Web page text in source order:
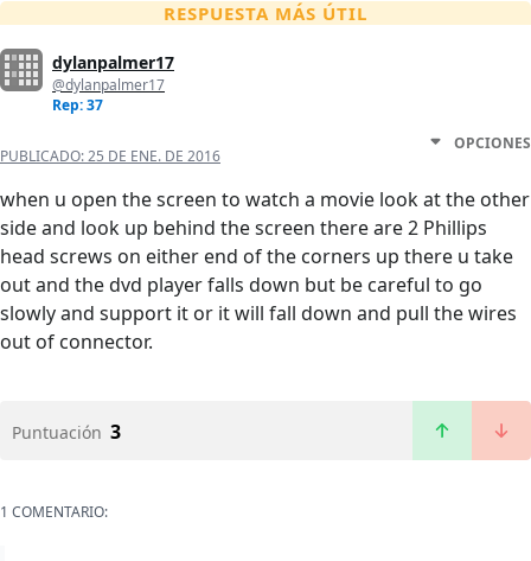
RESPUESTA MÁS ÚTIL
dylanpalmer17
@dylanpalmer17
Rep: 37
PUBLICADO:25 DE ENE. DE 2016
OPCIONES
when u open the screen to watch a movie look at the other
side and look up behind the screen there are 2 Phillips
head screws on either end of the corners up there u take
out and the dvd player falls down but be careful to go
slowly and support it or it will fall down and pull the wires
out of connector.
Puntuación 3
1 COMENTARIO: